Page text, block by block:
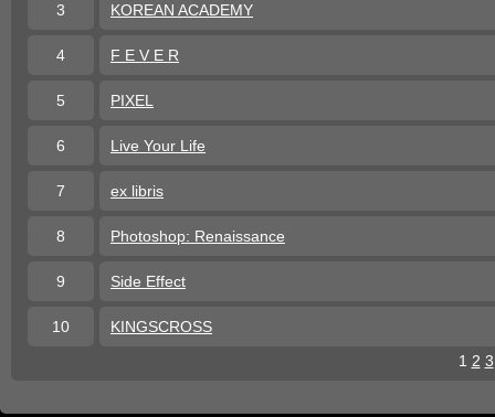
3 KOREAN ACADEMY
4 F E V E R
5 PIXEL
6 Live Your Life
7 ex libris
8 Photoshop: Renaissance
9 Side Effect
10
KINGSCROSS
1 2 3